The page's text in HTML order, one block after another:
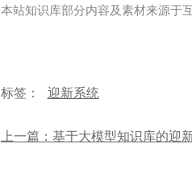
本站知识库部分内容及素材来源于
标签： 迎新系统
上一篇：基于大模型知识库的迎